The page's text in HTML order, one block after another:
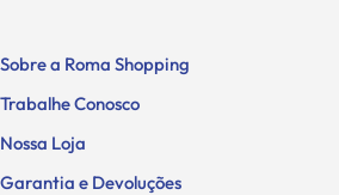
Sobre a Roma Shopping
Trabalhe Conosco
Nossa Loja
Garantia e Devoluções